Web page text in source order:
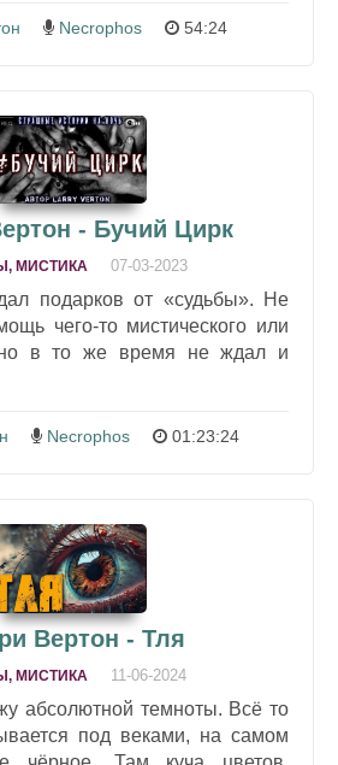
Necrophos 54:24
- Бучий Цирк
МИСТИКА 07-03-2023
подарков от «судьбы». Не
чего-то мистического или
но в то же время не ждал и
Necrophos 01:23:24
Вертон - Тля
МИСТИКА 11-06-2024
абсолютной темноты. Всё то
под веками, на самом